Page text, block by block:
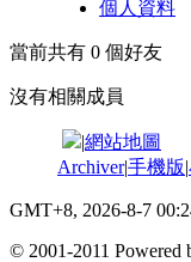
個人資料
當前共有 0 個好友
沒有相關成員
|網站地圖
Archiver|手機版|
GMT+8, 2026-8-7
© 2001-2011 Powered